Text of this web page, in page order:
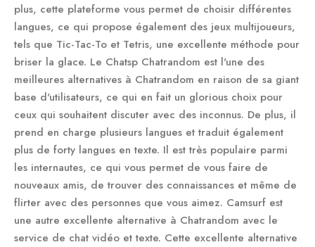
plus, cette plateforme vous permet de choisir différentes
langues, ce qui propose également des jeux multijoueurs,
tels que Tic-Tac-To et Tetris, une excellente méthode pour
briser la glace. Le Chatsp Chatrandom est l'une des
meilleures alternatives à Chatrandom en raison de sa giant
base d'utilisateurs, ce qui en fait un glorious choix pour
ceux qui souhaitent discuter avec des inconnus. De plus, il
prend en charge plusieurs langues et traduit également
plus de forty langues en texte. Il est très populaire parmi
les internautes, ce qui vous permet de vous faire de
nouveaux amis, de trouver des connaissances et même de
flirter avec des personnes que vous aimez. Camsurf est
une autre excellente alternative à Chatrandom avec le
service de chat vidéo et texte. Cette excellente alternative